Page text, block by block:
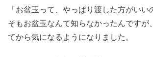
「お盆玉って、やっぱり渡した方がいい
そもお盆玉なんて知らなかったんですが
てから気になるようになりました。